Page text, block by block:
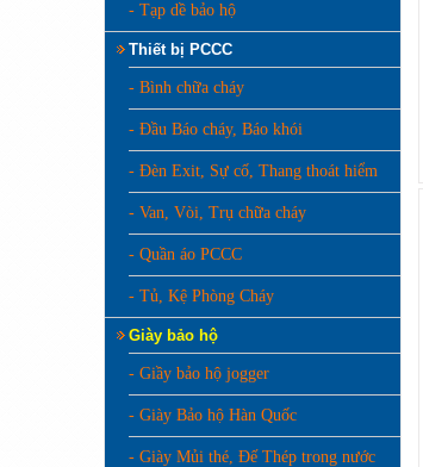
- Tạp dề bảo hộ
Thiết bị PCCC
- Bình chữa cháy
- Đầu Báo cháy, Báo khói
- Đèn Exit, Sự cố, Thang thoát hiểm
- Van, Vòi, Trụ chữa cháy
- Quần áo PCCC
- Tủ, Kệ Phòng Cháy
Giày bảo hộ
- Giầy bảo hộ jogger
- Giày Bảo hộ Hàn Quốc
- Giày Mủi thé, Đế Thép trong nước